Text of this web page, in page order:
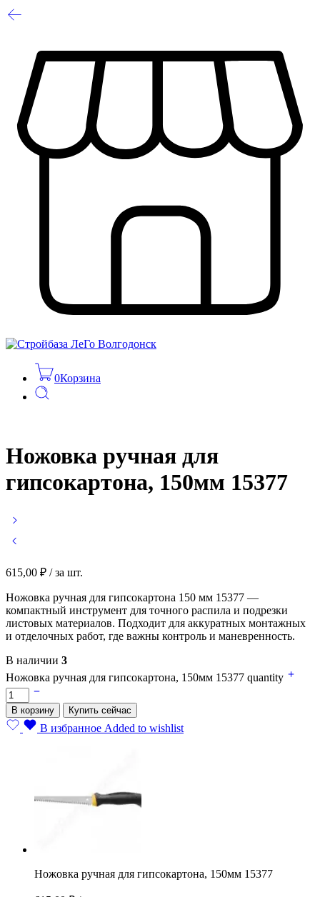
0Корзина
Ножовка ручная для
гипсокартона, 150мм 15377
615,00 ₽ / за шт.
Ножовка ручная для гипсокартона 150 мм 15377 —
компактный инструмент для точного распила и подрезки
листовых материалов. Подходит для аккуратных монтажных
и отделочных работ, где важны контроль и маневренность.
В наличии 3
Ножовка ручная для гипсокартона, 150мм 15377 quantity
В корзину Купить сейчас
В избранное Added to wishlist
Ножовка ручная для гипсокартона, 150мм 15377